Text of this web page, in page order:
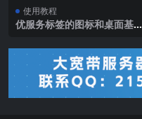
使用教程
优服务标签的图标和桌面基础